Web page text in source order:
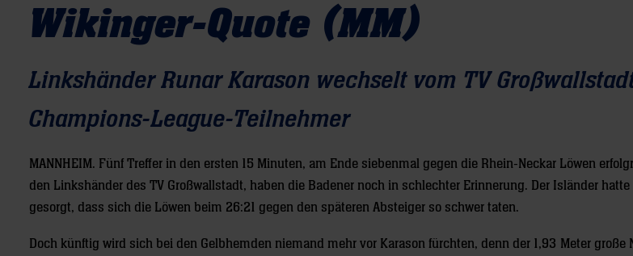
Wikinger-Quote (MM)
Linkshänder Runar Karason wechselt vom TV
Champions-League-Teilnehmer
MANNHEIM. Fünf Treffer in den ersten 15 Minuten, am Ende siebenmal gegen die Rhein-Neckar Löwen
den Linkshänder des TV Großwallstadt, haben die Badener noch in schlechter Erinnerung. Der Isländer
gesorgt, dass sich die Löwen beim 26:21 gegen den späteren Absteiger so schwer taten.
Doch künftig wird sich bei den Gelbhemden niemand mehr vor Karason fürchten, denn der 1,93 Meter große